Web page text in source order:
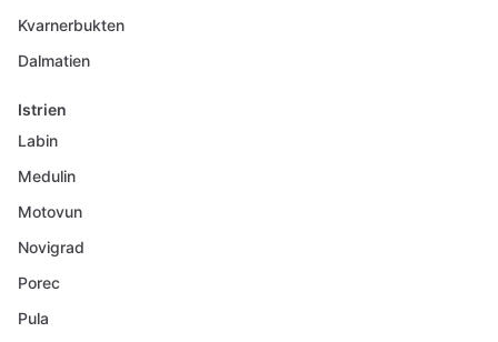
Kvarnerbukten
Dalmatien
Istrien
Labin
Medulin
Motovun
Novigrad
Porec
Pula